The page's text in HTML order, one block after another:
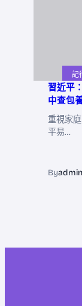
記
習近平
中查包
重視家
平易…
Byadmin